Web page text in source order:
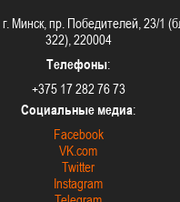
Минск, пр. Победителей, 23/1
322), 220004
Телефоны:
+375 17 282 76 73
Социальные медиа:
Facebook
VK.com
Twitter
Instagram